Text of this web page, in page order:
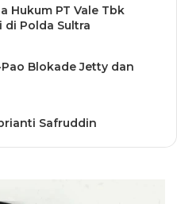
Hukum PT Vale Tbk
di Polda Sultra
Blokade Jetty dan
Safruddin